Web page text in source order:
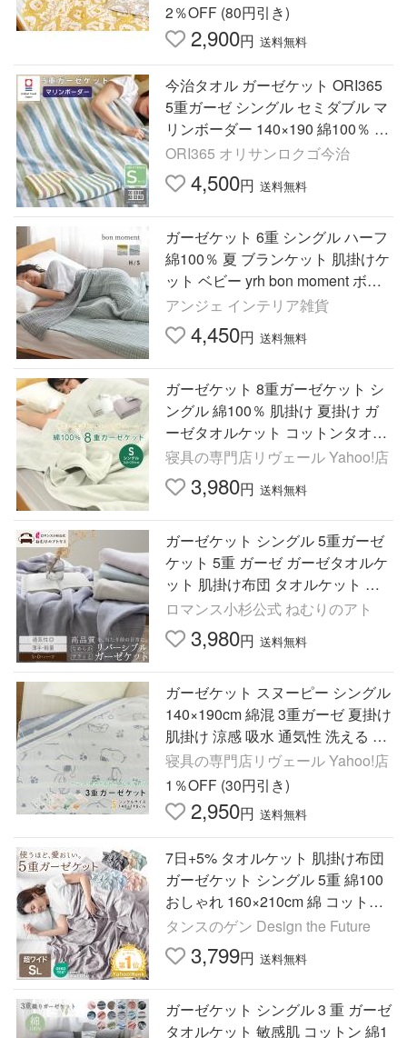
2％OFF (80円引き)
2,900円 送料無料
今治タオル ガーゼケット ORI365
5重ガーゼ シングル セミダブル マ
リンボーダー 140×190 綿100％ 日
本製 軽量 昼寝 大人 赤ちゃん 上質
薄手
ORI365 オリサンロクゴ今治
4,500円 送料無料
ガーゼケット 6重 シングル ハーフ
綿100％ 夏 ブランケット 肌掛けケ
ット ベビー yrh bon moment ボン
モマン【送料無料】
アンジェ インテリア雑貨
4,450円 送料無料
ガーゼケット 8重ガーゼケット シ
ングル 綿100％ 肌掛け 夏掛け ガ
ーゼタオルケット コットンタオル
ケット 無地 洗える
寝具の専門店リヴェール Yahoo!店
3,980円 送料無料
ガーゼケット シングル 5重ガーゼ
ケット 5重 ガーゼ ガーゼタオルケ
ット 肌掛け布団 タオルケット キ
ルトケット 綿 綿100 夏 綿100%
ロマンス小杉公式 ねむりのアト
3,980円 送料無料
ガーゼケット スヌーピー シングル
140×190cm 綿混 3重ガーゼ 夏掛け
肌掛け 涼感 吸水 通気性 洗える タ
オルケット 寝具 布団 北欧 SNOOP
Y
寝具の専門店リヴェール Yahoo!店
1％OFF (30円引き)
2,950円 送料無料
7日+5% タオルケット 肌掛け布団
ガーゼケット シングル 5重 綿100
おしゃれ 160×210cm 綿 コットン
夏用 掛け布団 洗える
タンスのゲン Design the Future
3,799円 送料無料
ガーゼケット シングル 3 重 ガーゼ
タオルケット 敏感肌 コットン 綿1